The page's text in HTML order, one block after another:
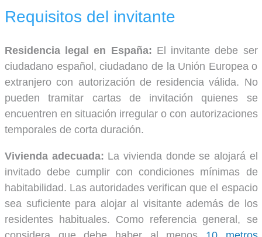
Requisitos del invitante
Residencia legal en España: El invitante debe ser
ciudadano español, ciudadano de la Unión Europea o
extranjero con autorización de residencia válida. No
pueden tramitar cartas de invitación quienes se
encuentren en situación irregular o con autorizaciones
temporales de corta duración.
Vivienda adecuada: La vivienda donde se alojará el
invitado debe cumplir con condiciones mínimas de
habitabilidad. Las autoridades verifican que el espacio
sea suficiente para alojar al visitante además de los
residentes habituales. Como referencia general, se